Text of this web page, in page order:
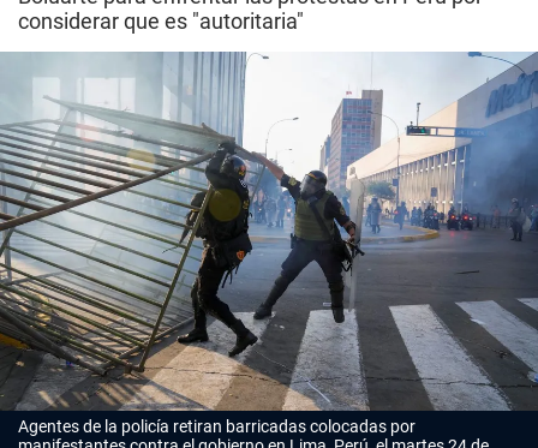
considerar que es "autoritaria"
Agentes de la policía retiran barricadas colocadas por